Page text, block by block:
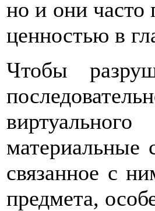
но и они часто
ценностью в
Чтобы
материальные
связанное с
предмета,